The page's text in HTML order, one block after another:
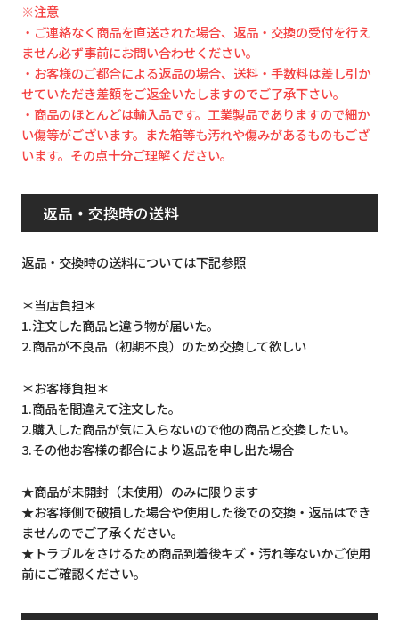
※注意
・ご連絡なく商品を直送された場合、返品・交換の受付を行え
ません必ず事前にお問い合わせください。
・お客様のご都合による返品の場合、送料・手数料は差し引か
せていただき差額をご返金いたしますのでご了承下さい。
・商品のほとんどは輸入品です。工業製品でありますので細か
い傷等がございます。また箱等も汚れや傷みがあるものもござ
います。その点十分ご理解ください。
返品・交換時の送料
返品・交換時の送料については下記参照
＊当店負担＊
1.注文した商品と違う物が届いた。
2.商品が不良品（初期不良）のため交換して欲しい
＊お客様負担＊
1.商品を間違えて注文した。
2.購入した商品が気に入らないので他の商品と交換したい。
3.その他お客様の都合により返品を申し出た場合
★商品が未開封（未使用）のみに限ります
★お客様側で破損した場合や使用した後での交換・返品はでき
ませんのでご了承ください。
★トラブルをさけるため商品到着後キズ・汚れ等ないかご使用
前にご確認ください。